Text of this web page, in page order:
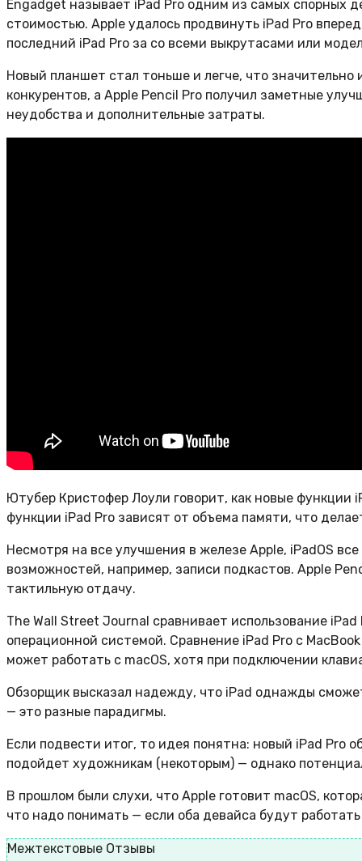
Engadget называет iPad Pro одним из самых спорных
стоимостью. Apple удалось продвинуть iPad Pro
последний iPad Pro за со всеми выкрутасами или
Новый планшет стал тоньше и легче, что
конкурентов, а Apple Pencil Pro получил заметные
неудобства и дополнительные затраты.
Ютубер Кристофер Лоули говорит, как новые функции
функции iPad Pro зависят от объема памяти, что
Несмотря на все улучшения в железе Apple, iPadOS
возможностей, например, записи подкастов. Apple
тактильную отдачу.
The Wall Street Journal сравнивает использование
операционной системой. Сравнение iPad Pro с
может работать с macOS, хотя при подключении
Обзорщик высказал надежду, что iPad однажды
— это разные парадигмы.
Если подвести итог, то идея понятна: новый iPad Pro
подойдет художникам (некоторым) — однако
В прошлом были слухи, что Apple готовит macOS,
что надо понимать — если оба девайса будут
Межтекстовые Отзывы